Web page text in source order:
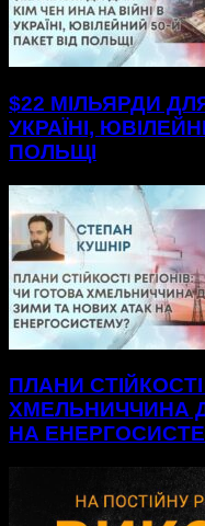
$22 МІЛЬЯРДИ
УКРАЇНІ,
ПОЛЬЩІ
ПЛАНИ
ХМЕЛЬНИЧЧИНА
НА